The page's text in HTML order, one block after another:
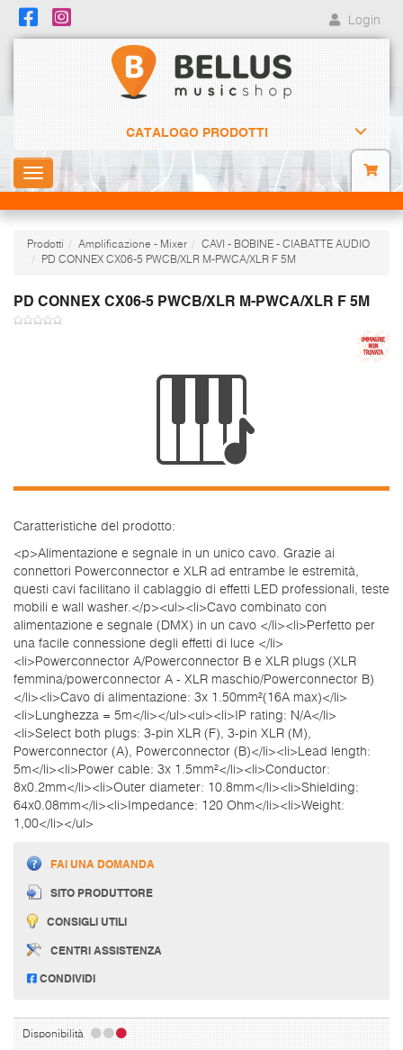
Login
CATALOGO PRODOTTI
Toggle
navigation
Prodotti Amplificazione - Mixer
CAVI - BOBINE - CIABATTE AUDIO
PD CONNEX CX06-5 PWCB/XLR M-PWCA/XLR F 5M
PD CONNEX CX06-5 PWCB/XLR M-PWCA/XLR F 5M
Caratteristiche del prodotto:
<p>Alimentazione e segnale in un unico cavo. Grazie ai
connettori Powerconnector e XLR ad entrambe le estremità,
questi cavi facilitano il cablaggio di effetti LED professionali, teste
mobili e wall washer.</p><ul><li>Cavo combinato con
alimentazione e segnale (DMX) in un cavo </li><li>Perfetto per
una facile connessione degli effetti di luce </li>
<li>Powerconnector A/Powerconnector B e XLR plugs (XLR
femmina/powerconnector A - XLR maschio/Powerconnector B)
</li><li>Cavo di alimentazione: 3x 1.50mm²(16A max)</li>
<li>Lunghezza = 5m</li></ul><ul><li>IP rating: N/A</li>
<li>Select both plugs: 3-pin XLR (F), 3-pin XLR (M),
Powerconnector (A), Powerconnector (B)</li><li>Lead length:
5m</li><li>Power cable: 3x 1.5mm²</li><li>Conductor:
8x0.2mm</li><li>Outer diameter: 10.8mm</li><li>Shielding:
64x0.08mm</li><li>Impedance: 120 Ohm</li><li>Weight:
1,00</li></ul>
FAI UNA DOMANDA
SITO PRODUTTORE
CONSIGLI UTILI
CENTRI ASSISTENZA
CONDIVIDI
Disponibilità